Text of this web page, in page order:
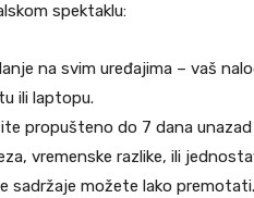
spektaklu:
na svim uređajima – vaš
ili laptopu.
propušteno do 7 dana
vremenske razlike, ili
sadržaje možete lako premotati.